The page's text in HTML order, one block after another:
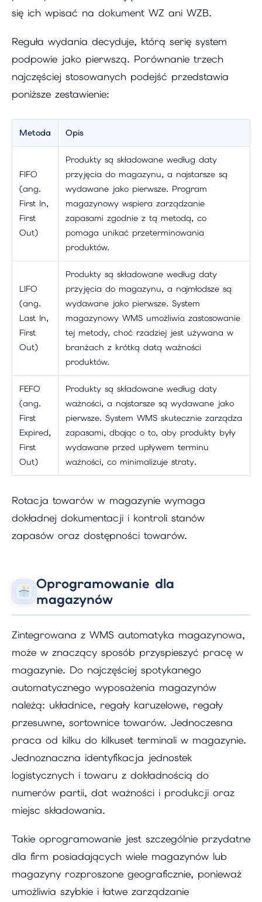
się ich wpisać na dokument WZ ani WZB.
Reguła wydania decyduje, którą serię system
podpowie jako pierwszą. Porównanie trzech
najczęściej stosowanych podejść przedstawia
poniższe zestawienie:
Metoda Opis
FIFO
(ang.
First In,
First
Out)
Produkty są składowane według daty
przyjęcia do magazynu, a najstarsze są
wydawane jako pierwsze. Program
magazynowy wspiera zarządzanie
zapasami zgodnie z tą metodą, co
pomaga unikać przeterminowania
produktów.
LIFO
(ang.
Last In,
First
Out)
Produkty są składowane według daty
przyjęcia do magazynu, a najmłodsze są
wydawane jako pierwsze. System
magazynowy WMS umożliwia zastosowanie
tej metody, choć rzadziej jest używana w
branżach z krótką datą ważności
produktów.
FEFO
(ang.
First
Expired,
First
Out)
Produkty są składowane według daty
ważności, a najstarsze są wydawane jako
pierwsze. System WMS skutecznie zarządza
zapasami, dbając o to, aby produkty były
wydawane przed upływem terminu
ważności, co minimalizuje straty.
Rotacja towarów w magazynie wymaga
dokładnej dokumentacji i kontroli stanów
zapasów oraz dostępności towarów.
Oprogramowanie dla
magazynów
Zintegrowana z WMS automatyka magazynowa,
może w znaczący sposób przyspieszyć pracę w
magazynie. Do najczęściej spotykanego
automatycznego wyposażenia magazynów
należą: układnice, regały karuzelowe, regały
przesuwne, sortownice towarów. Jednoczesna
praca od kilku do kilkuset terminali w magazynie.
Jednoznaczna identyfikacja jednostek
logistycznych i towaru z dokładnością do
numerów partii, dat ważności i produkcji oraz
miejsc składowania.
Takie oprogramowanie jest szczególnie przydatne
dla firm posiadających wiele magazynów lub
magazyny rozproszone geograficznie, ponieważ
umożliwia szybkie i łatwe zarządzanie